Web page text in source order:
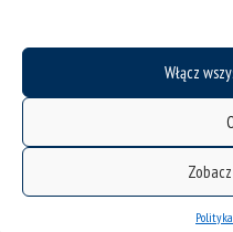
Włącz